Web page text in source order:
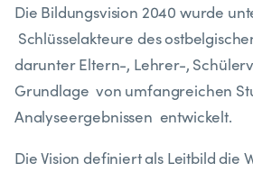
Die Bildungsvision 2040 wurde
Schlüsselakteure des
darunter Eltern-, Lehrer-,
Grundlage von umfangreichen
Analyseergebnissen entwickelt.
Die Vision definiert als Leitbild die